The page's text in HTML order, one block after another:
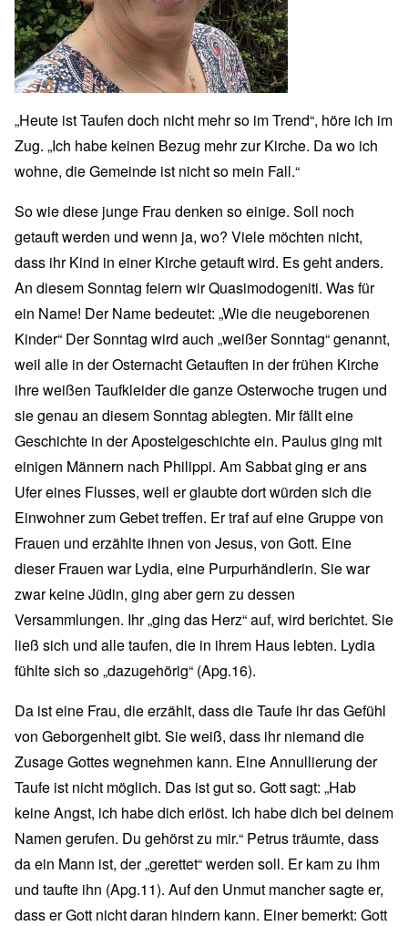
„Heute ist Taufen doch nicht mehr so im Trend“, höre ich im
Zug. „Ich habe keinen Bezug mehr zur Kirche. Da wo ich
wohne, die Gemeinde ist nicht so mein Fall.“
So wie diese junge Frau denken so einige. Soll noch
getauft werden und wenn ja, wo? Viele möchten nicht,
dass ihr Kind in einer Kirche getauft wird. Es geht anders.
An diesem Sonntag feiern wir Quasimodogeniti. Was für
ein Name! Der Name bedeutet: „Wie die neugeborenen
Kinder“ Der Sonntag wird auch „weißer Sonntag“ genannt,
weil alle in der Osternacht Getauften in der frühen Kirche
ihre weißen Taufkleider die ganze Osterwoche trugen und
sie genau an diesem Sonntag ablegten. Mir fällt eine
Geschichte in der Apostelgeschichte ein. Paulus ging mit
einigen Männern nach Philippi. Am Sabbat ging er ans
Ufer eines Flusses, weil er glaubte dort würden sich die
Einwohner zum Gebet treffen. Er traf auf eine Gruppe von
Frauen und erzählte ihnen von Jesus, von Gott. Eine
dieser Frauen war Lydia, eine Purpurhändlerin. Sie war
zwar keine Jüdin, ging aber gern zu dessen
Versammlungen. Ihr „ging das Herz“ auf, wird berichtet. Sie
ließ sich und alle taufen, die in ihrem Haus lebten. Lydia
fühlte sich so „dazugehörig“ (Apg.16).
Da ist eine Frau, die erzählt, dass die Taufe ihr das Gefühl
von Geborgenheit gibt. Sie weiß, dass ihr niemand die
Zusage Gottes wegnehmen kann. Eine Annullierung der
Taufe ist nicht möglich. Das ist gut so. Gott sagt: „Hab
keine Angst, ich habe dich erlöst. Ich habe dich bei deinem
Namen gerufen. Du gehörst zu mir.“ Petrus träumte, dass
da ein Mann ist, der „gerettet“ werden soll. Er kam zu ihm
und taufte ihn (Apg.11). Auf den Unmut mancher sagte er,
dass er Gott nicht daran hindern kann. Einer bemerkt: Gott